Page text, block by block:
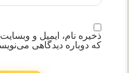
ذخیره نام، ایمیل و
که دوباره دیدگاهی